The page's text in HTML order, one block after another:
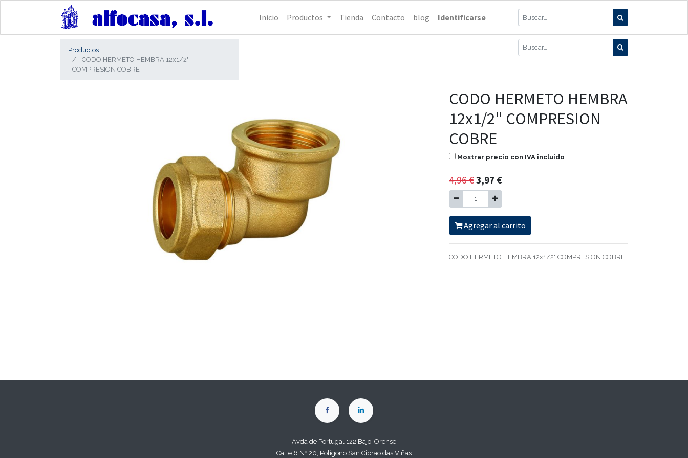
Inicio Productos Tienda Contacto blog Identificarse
Productos
CODO HERMETO HEMBRA 12x1/2"
COMPRESION COBRE
CODO HERMETO HEMBRA
12x1/2" COMPRESION
COBRE
Mostrar precio con IVA incluido
4,96€3,97 €
Agregar al carrito
CODO HERMETO HEMBRA 12x1/2" COMPRESION COBRE
Avda de Portugal 122 Bajo, Orense
Calle 6 Nº 20, Polígono San Cibrao das Viñas